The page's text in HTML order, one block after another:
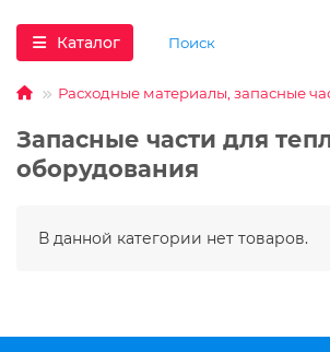
Каталог
Расходные материалы, запасные
Запасные части для
оборудования
В данной категории нет товаров.